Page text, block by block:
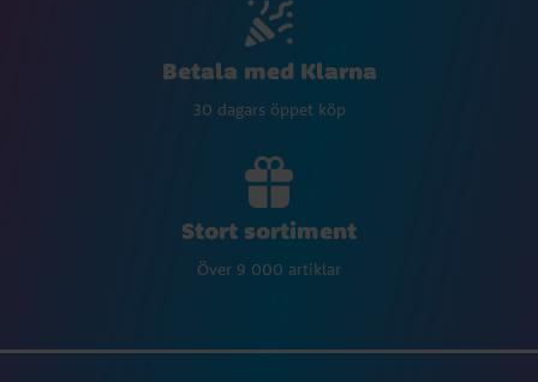
Betala med Klarna
30 dagars öppet köp
Stort sortiment
Över 9 000 artiklar